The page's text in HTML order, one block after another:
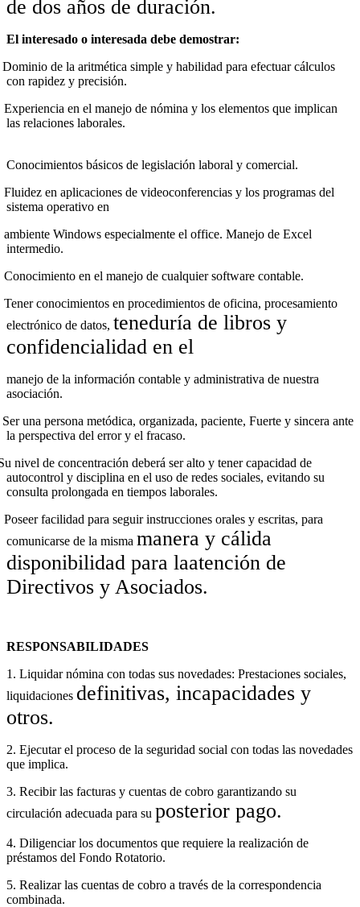
de dos años de duración.
El interesado o interesada debe demostrar:
Dominio de la aritmética simple y habilidad para efectuar cálculos
con rapidez y precisión.
Experiencia en el manejo de nómina y los elementos que implican
las relaciones laborales.
Conocimientos básicos de legislación laboral y comercial.
Fluidez en aplicaciones de videoconferencias y los programas del
sistema operativo en
ambiente Windows especialmente el office. Manejo de Excel
intermedio.
Conocimiento en el manejo de cualquier software contable.
Tener conocimientos en procedimientos de oficina, procesamiento
electrónico de datos, teneduría de libros y
confidencialidad en el
de la información contable y administrativa de nuestra
asociación.
Ser una persona metódica, organizada, paciente, Fuerte y sincera ante
la perspectiva del error y el fracaso.
nivel de concentración deberá ser alto y tener capacidad de
autocontrol y disciplina en el uso de redes sociales, evitando su
consulta prolongada en tiempos laborales.
Poseer facilidad para seguir instrucciones orales y escritas, para
comunicarse de la misma manera y cálida
disponibilidad para laatención de
Directivos y Asociados.
RESPONSABILIDADES
1. Liquidar nómina con todas sus novedades: Prestaciones sociales,
liquidaciones definitivas, incapacidades y
otros.
2. Ejecutar el proceso de la seguridad social con todas las novedades
que implica.
3. Recibir las facturas y cuentas de cobro garantizando su
circulación adecuada para su posterior pago.
4. Diligenciar los documentos que requiere la realización de
préstamos del Fondo Rotatorio.
5. Realizar las cuentas de cobro a través de la correspondencia
combinada.